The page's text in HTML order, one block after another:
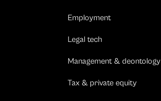
Employment
Legal tech
Management & deontology
Tax & private equity